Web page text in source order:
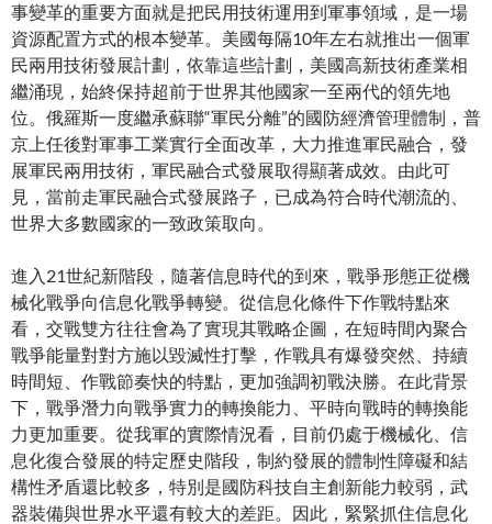
事變革的重要方面就是把民用技術運用到軍事領域，是一場
資源配置方式的根本變革。美國每隔10年左右就推出一個軍
民兩用技術發展計劃，依靠這些計劃，美國高新技術產業相
繼涌現，始終保持超前于世界其他國家一至兩代的領先地
位。俄羅斯一度繼承蘇聯“軍民分離”的國防經濟管理體制，普
京上任後對軍事工業實行全面改革，大力推進軍民融合，發
展軍民兩用技術，軍民融合式發展取得顯著成效。由此可
見，當前走軍民融合式發展路子，已成為符合時代潮流的、
世界大多數國家的一致政策取向。
進入21世紀新階段，隨著信息時代的到來，戰爭形態正從機
械化戰爭向信息化戰爭轉變。從信息化條件下作戰特點來
看，交戰雙方往往會為了實現其戰略企圖，在短時間內聚合
戰爭能量對對方施以毀滅性打擊，作戰具有爆發突然、持續
時間短、作戰節奏快的特點，更加強調初戰決勝。在此背景
下，戰爭潛力向戰爭實力的轉換能力、平時向戰時的轉換能
力更加重要。從我軍的實際情況看，目前仍處于機械化、信
息化復合發展的特定歷史階段，制約發展的體制性障礙和結
構性矛盾還比較多，特別是國防科技自主創新能力較弱，武
器裝備與世界水平還有較大的差距。因此，緊緊抓住信息化